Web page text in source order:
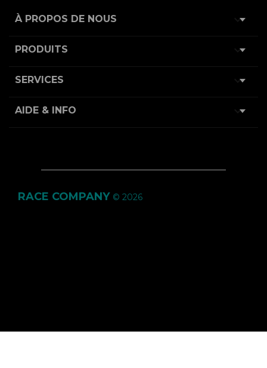
À PROPOS DE NOUS 
PRODUITS 
SERVICES 
AIDE & INFO 
RACE COMPANY © 2026